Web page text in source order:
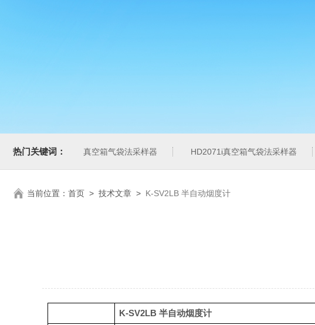
热门关键词： 真空箱气袋法采样器 HD2071i真空箱气袋法采样器
当前位置： 首页 > 技术文章 > K-SV2LB 半自动烟度计
K-SV2LB 半自动烟度计